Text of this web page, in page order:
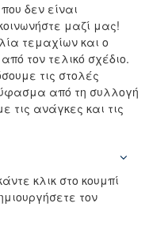
δεν είναι
μαζί μας!
τεμαχίων και ο
τον τελικό σχέδιο.
τις στολές
ύφασμα από τη συλλογή
τις ανάγκες και τις
κλικ στο κουμπί
τον